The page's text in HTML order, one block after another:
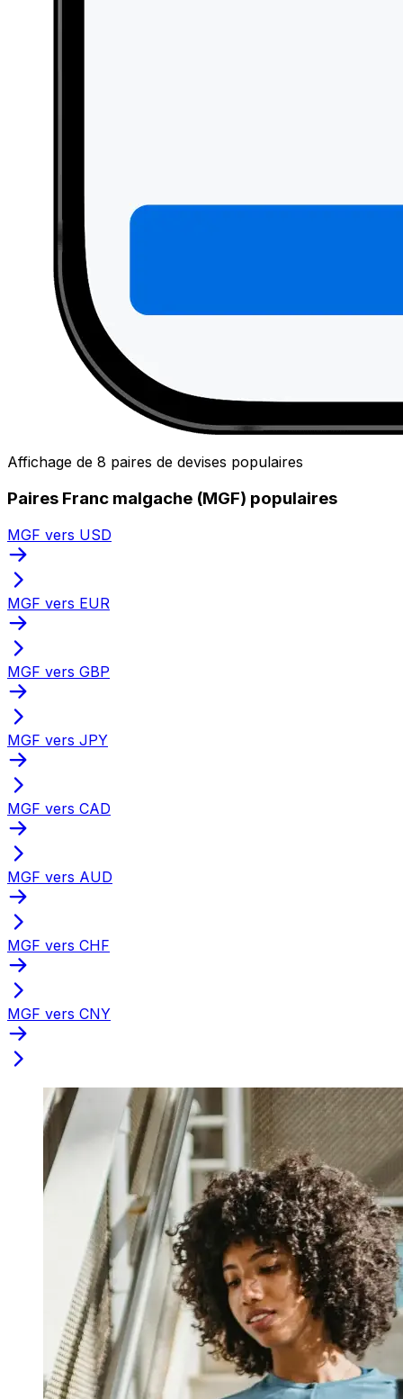
Affichage de 8 paires de devises populaires
Paires Franc malgache (MGF) populaires
MGF vers USD
MGF vers EUR
MGF vers GBP
MGF vers JPY
MGF vers CAD
MGF vers AUD
MGF vers CHF
MGF vers CNY